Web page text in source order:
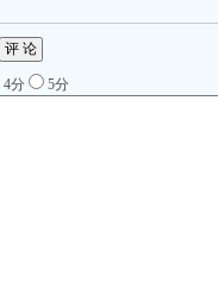
4分 5分